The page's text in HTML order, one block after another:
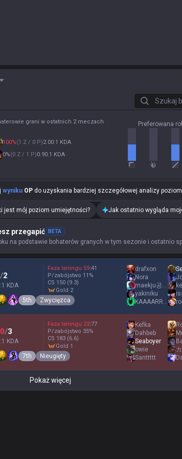
Szukaj
grani w ostatnich 2 meczach
100%(1 Z / 0 P)2.00:1 KDA
0%(0 Z / 1 P)0.90:1 KDA
Preferowana
wyniku OP do uzyskania bardziej szczegółowej analizy
jest mój poziom umiejętności? Jak ostatnio wygląda
przegapić BETA
na podstawie bohaterów granych w tym sezonie i ostatnio
/2
KDA
Faza laningu 59:41
P/zabójstwo 11 %
CS 150 (9.3)
gold 2
5th Zwycięzca
drafxon
Nora
maekju공주
yakiniku
KAAAARRRRLLLLLLL
/3
KDA
Faza laningu 23:77
P/zabójstwo 35%
CS 183 (6.6)
gold 1
7th Nieugięty
Kefka
Dahbeb
Seaboyer
owie
Santtttt
Pokaż więcej